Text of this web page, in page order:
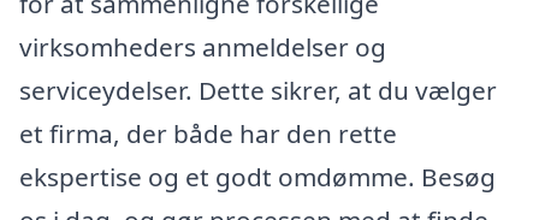
virksomheders anmeldelser og
serviceydelser. Dette sikrer, at du vælger
et firma, der både har den rette
ekspertise og et godt omdømme. Besøg